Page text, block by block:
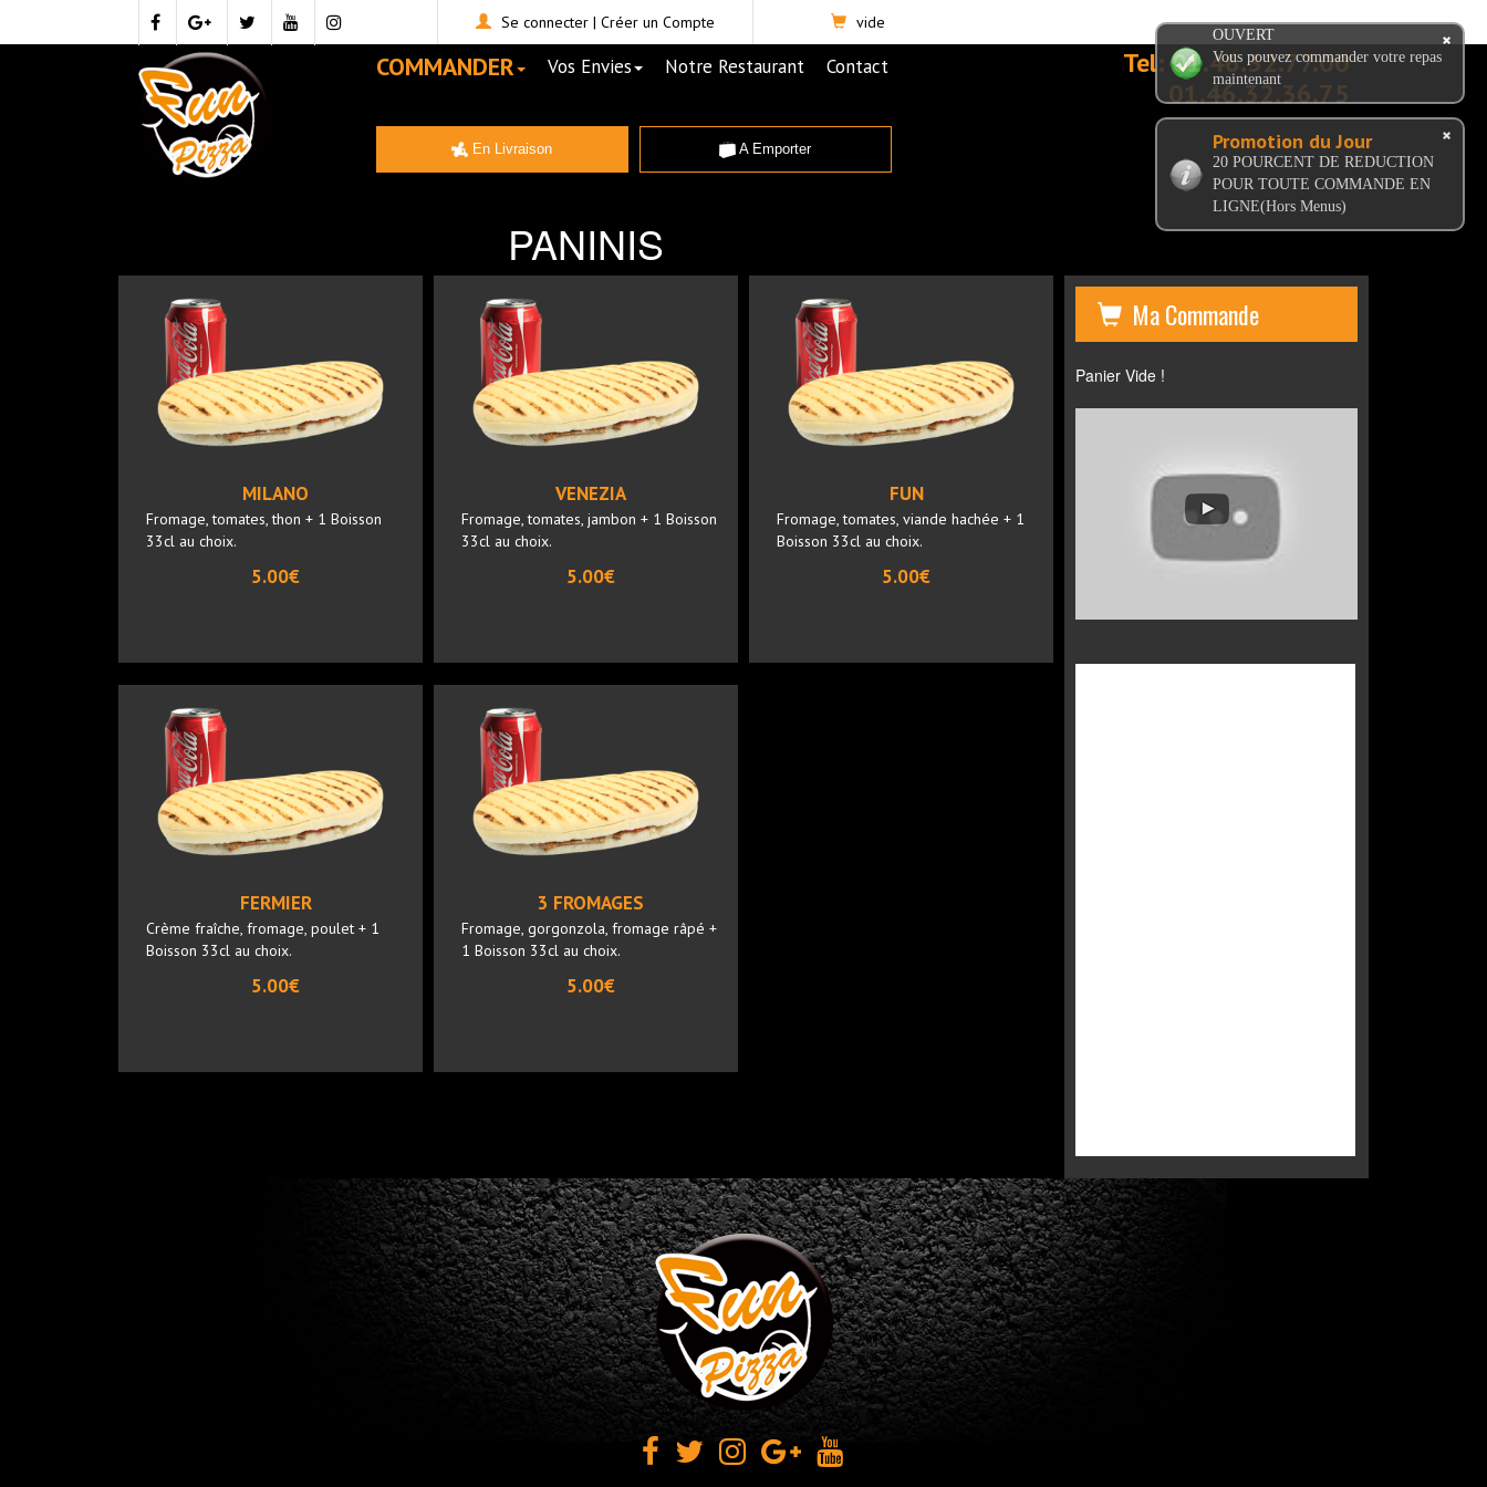
Se connecter| Créer un Compte vide
Tel:01.46.32.77.00
01.46.32.36.75
COMMANDER Vos Envies Notre Restaurant Contact
En Livraison A Emporter
PANINIS
MILANO
Fromage, tomates, thon + 1 Boisson
33cl au choix.
5.00€
VENEZIA
Fromage, tomates, jambon + 1 Boisson
33cl au choix.
5.00€
FUN
Fromage, tomates, viande hachée + 1
Boisson 33cl au choix.
5.00€
FERMIER
Crème fraîche, fromage, poulet + 1
Boisson 33cl au choix.
5.00€
3 FROMAGES
Fromage, gorgonzola, fromage râpé +
1 Boisson 33cl au choix.
5.00€
Ma Commande
Panier Vide !
OUVERT
Vous pouvez commander votre repas
maintenant
Promotion du Jour
20 POURCENT DE REDUCTION
POUR TOUTE COMMANDE EN
LIGNE(Hors Menus)